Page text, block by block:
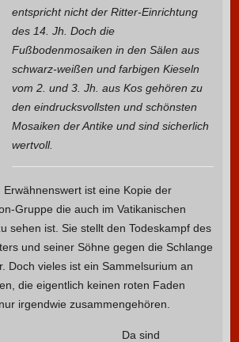
entspricht nicht der Ritter-Einrichtung
des 14. Jh. Doch die
Fußbodenmosaiken in den Sälen aus
schwarz-weißen und farbigen Kieseln
vom 2. und 3. Jh. aus Kos gehören zu
den eindrucksvollsten und schönsten
Mosaiken der Antike und sind sicherlich
wertvoll.
Erwähnenswert ist eine Kopie der
Gruppe die auch im Vatikanischen
sehen ist. Sie stellt den Todeskampf des
und seiner Söhne gegen die Schlange
Doch vieles ist ein Sammelsurium an
die eigentlich keinen roten Faden
irgendwie zusammengehören.
Da sind